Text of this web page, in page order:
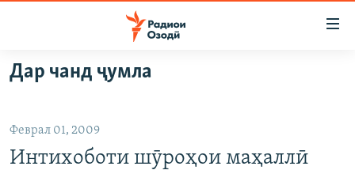
Ҷаҳиш
ба
аслӣ
Ҷаҳиш
ба
ГӮШАҲО
РӮЗГОРИ МУҲОҶИР
Дар чанд ҷумла
Феврал 01, 2009
Интихоботи шӯроҳои маҳаллӣ